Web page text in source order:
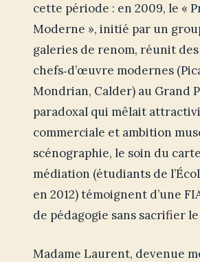
cette période : en 2009, le «
Moderne », initié par un
galeries de renom, réunit des
chefs‑d’œuvre modernes
Mondrian, Calder) au Grand
paradoxal qui mêlait
commerciale et ambition
scénographie, le soin du
médiation (étudiants de
en 2012) témoignent d’une
de pédagogie sans sacrifier
Madame Laurent, devenue